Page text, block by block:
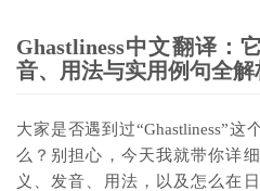
Ghastliness中文翻译：
音、用法与实用例句全解
大家是否遇到过“Ghastliness”
么？别担心，今天我就带你详
义、发音、用法，以及怎么在